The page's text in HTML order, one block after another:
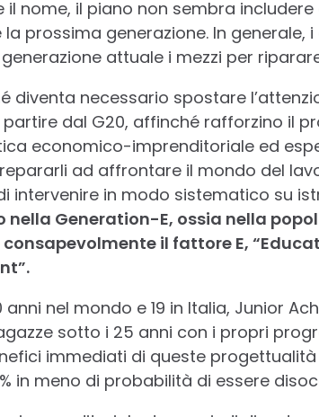
il nome, il piano non sembra
prossima generazione. In
attuale i mezzi per
diventa necessario spostare
dal G20, affinché rafforzino il
economico-imprenditoriale ed
ad affrontare il mondo del
intervenire in modo sistematico su
nella Generation-E, ossia nella
il fattore E,
anni nel mondo e 19 in Italia, Junior
sotto i 25 anni con i propri
immediati di queste
in meno di probabilità di essere